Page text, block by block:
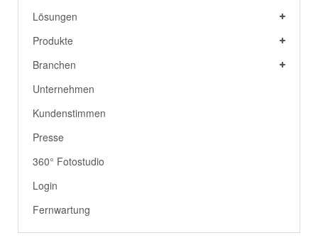
Lösungen
Produkte
Branchen
Unternehmen
Kundenstimmen
Presse
360° Fotostudio
Login
Fernwartung